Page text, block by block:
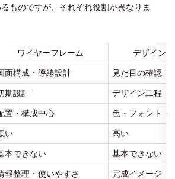
ものですが、それぞれ役割が異なりま
ワイヤーフレーム デザイン
面構成・導線設計 見た目の確認
期設計 デザイン工程
置・構成中心 色・フォント・
い 高い
本できない 基本できない
報整理・使いやすさ 完成イメージ